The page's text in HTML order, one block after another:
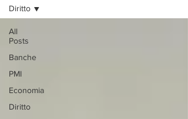
All
Posts
Banche
PMI
Economia
Diritto
Diritto